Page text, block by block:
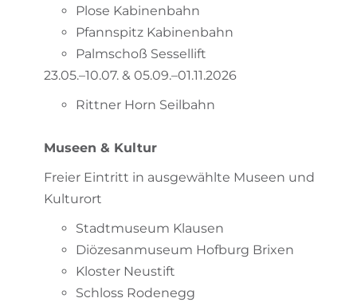
Plose Kabinenbahn
Pfannspitz Kabinenbahn
Palmschoß Sessellift
23.05.–10.07. & 05.09.–01.11.2026
Rittner Horn Seilbahn
Museen & Kultur
Freier Eintritt in ausgewählte Museen und
Kulturort
Stadtmuseum Klausen
Diözesanmuseum Hofburg Brixen
Kloster Neustift
Schloss Rodenegg